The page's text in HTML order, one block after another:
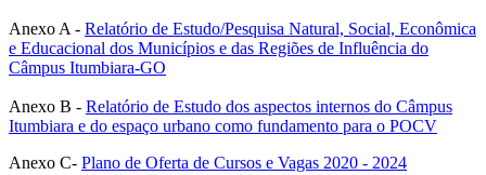
Anexo A - Relatório de Estudo/Pesquisa Natural, Social, Econômica
e Educacional dos Municípios e das Regiões de Influência do
Câmpus Itumbiara-GO
Anexo B - Relatório de Estudo dos aspectos internos do Câmpus
Itumbiara e do espaço urbano como fundamento para o POCV
Anexo C- Plano de Oferta de Cursos e Vagas 2020 - 2024